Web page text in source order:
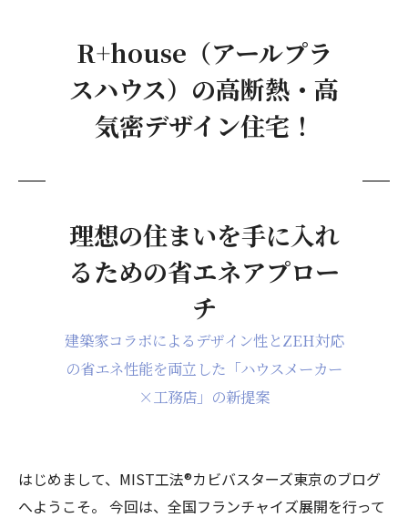
R+house（アールプラ
スハウス）の高断熱・高
気密デザイン住宅！
理想の住まいを手に入れ
るための省エネアプロー
チ
建築家コラボによるデザイン性とZEH対応
の省エネ性能を両立した「ハウスメーカー
×工務店」の新提案
はじめまして、MIST工法®カビバスターズ東京のブログ
へようこそ。 今回は、全国フランチャイズ展開を行って